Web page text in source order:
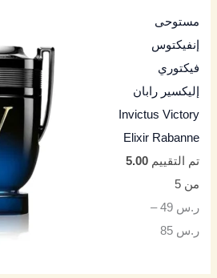
مستوحى
إنفيكتوس
فيكتوري
إليكسير رابان
Invictus Victory
Elixir Rabanne
تم التقييم5.00
من 5
ر.س 49
–
ر.س 85